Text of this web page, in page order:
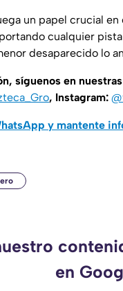
un papel crucial en
cualquier
desaparecido lo
síguenos en
, Instagram:
y mantente
en